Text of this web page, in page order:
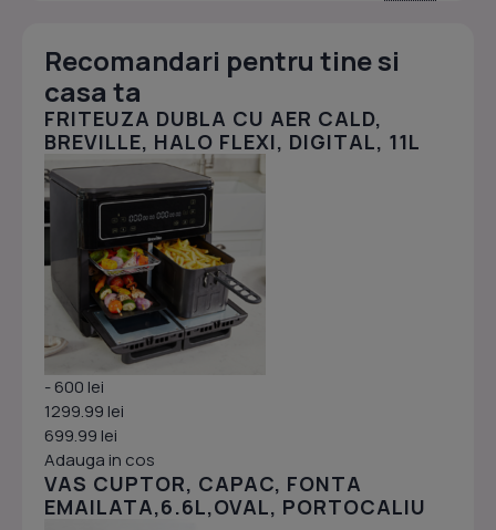
Recomandari pentru tine si
casa ta
FRITEUZA DUBLA CU AER CALD,
BREVILLE, HALO FLEXI, DIGITAL, 11L
- 600 lei
1299.99 lei
699.99 lei
Adauga in cos
VAS CUPTOR, CAPAC, FONTA
EMAILATA,6.6L,OVAL, PORTOCALIU